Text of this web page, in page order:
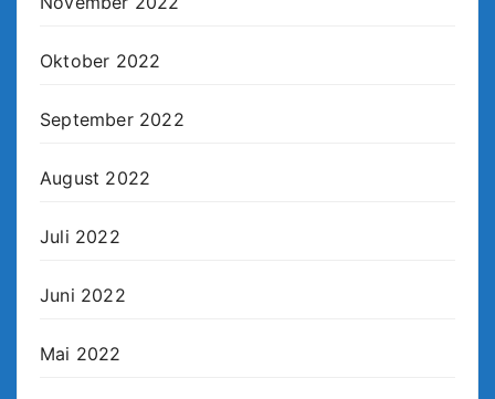
Oktober 2022
September 2022
August 2022
Juli 2022
Juni 2022
Mai 2022